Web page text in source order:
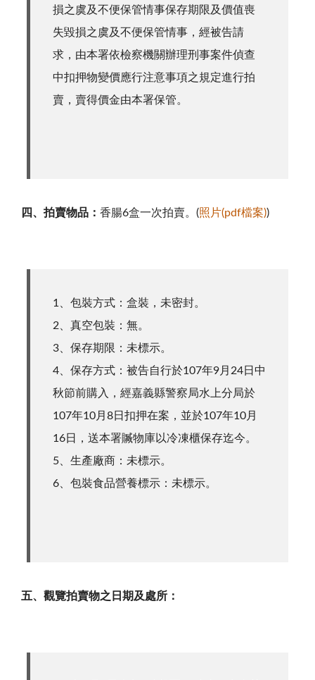
損之虞及不便保管情事保存期限及價值喪
失毀損之虞及不便保管情事，經被告請
求，由本署依檢察機關辦理刑事案件偵查
中扣押物變價應行注意事項之規定進行拍
賣，賣得價金由本署保管。
四、拍賣物品： 香腸6盒一次拍賣。(照片(pdf檔案))
1、包裝方式：盒裝，未密封。
2、真空包裝：無。
3、保存期限：未標示。
4、保存方式：被告自行於107年9月24日中
秋節前購入，經嘉義縣警察局水上分局於
107年10月8日扣押在案，並於107年10月
16日，送本署贓物庫以冷凍櫃保存迄今。
5、生產廠商：未標示。
6、包裝食品營養標示：未標示。
五、觀覽拍賣物之日期及處所：